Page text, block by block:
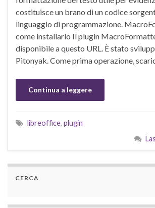
costituisce un brano di un codice
linguaggio di programmazione.
come installarlo Il plugin
disponibile a questo URL. È stato
Pitonyak. Come prima operazione,
Continua a leggere
libreoffice, plugin
CERCA